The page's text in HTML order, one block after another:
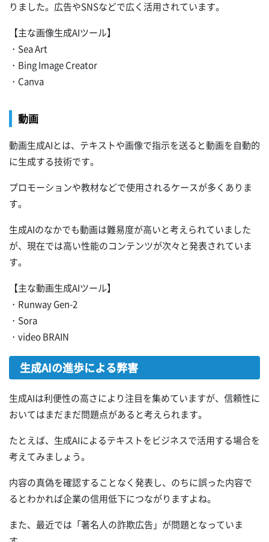
りました。広告やSNSなどで広く活用されています。
【主な画像生成AIツール】
・Sea Art
・Bing Image Creator
・Canva
動画
動画生成AIとは、テキストや画像で指示を送ると動画を自動的
に生成する技術です。
プロモーションや教材などで使用されるケースが多くありま
す。
生成AIのなかでも動画は難易度が高いと考えられていました
が、現在では高い性能のコンテンツが次々と発表されていま
す。
【主な動画生成AIツール】
・Runway Gen-2
・Sora
・video BRAIN
生成AIの進歩による弊害
生成AIは利便性の高さにより注目を集めていますが、信頼性に
おいてはまだまだ問題点があると考えられます。
たとえば、生成AIによるテキストをビジネスで活用する場合を
考えてみましょう。
内容の真偽を確認することなく発表し、のちに誤った内容で
るとわかれば企業の信用低下につながりますよね。
また、最近では「著名人の詐欺広告」が問題となっていま